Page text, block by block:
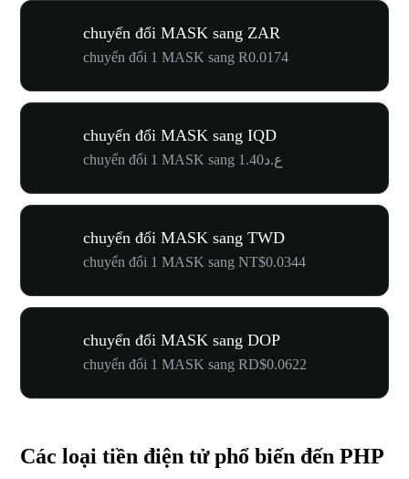
chuyển đổi MASK sang ZAR
chuyển đổi 1 MASK sang R0.0174
chuyển đổi MASK sang IQD
chuyển đổi 1 MASK sang ع.د1.40
chuyển đổi MASK sang TWD
chuyển đổi 1 MASK sang NT$0.0344
chuyển đổi MASK sang DOP
chuyển đổi 1 MASK sang RD$0.0622
Các loại tiền điện tử phổ biến đến PHP